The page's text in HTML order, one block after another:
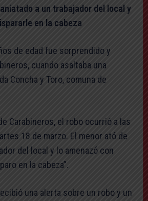
a un trabajador del local y
en la cabeza
de edad fue sorprendido y
cuando asaltaba una
Concha y Toro, comuna de
Carabineros, el robo ocurrió a las
18 de marzo. El menor ató de
del local y lo amenazó con
en la cabeza”.
una alerta sobre un robo y un